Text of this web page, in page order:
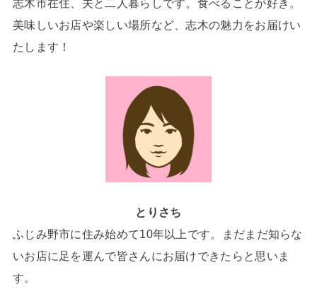
志木市在住、夫と二人暮らしです。食べることが好き。
美味しいお店や楽しい場所など、志木の魅力をお届けい
たします！
とりさち
ふじみ野市に住み始めて10年以上です。まだまだ知らな
いお店に足を運んで皆さんにお届けできたらと思いま
す。